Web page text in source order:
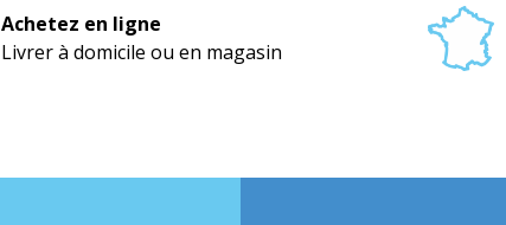
Achetez en ligne
Livrer à domicile ou en magasin